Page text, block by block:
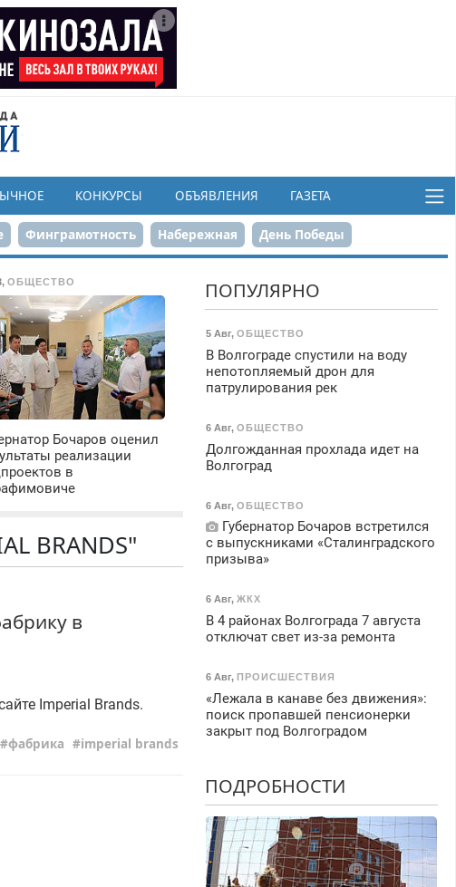
КОНКУРСЫ ОБЪЯВЛЕНИЯ ГАЗЕТА
Финграмотность Набережная День Победы
летчиков
, ОБЩЕСТВО
Бочаров оценил
реализации
в
BRANDS"
в
Imperial Brands.
фабрика imperial brands
ПОПУЛЯРНО
5 Авг, ОБЩЕСТВО
В Волгограде спустили на воду
непотопляемый дрон для
патрулирования рек
6 Авг, ОБЩЕСТВО
Долгожданная прохлада идет на
Волгоград
6 Авг, ОБЩЕСТВО
Губернатор Бочаров встретился
с выпускниками «Сталинградского
призыва»
6 Авг, ЖКХ
В 4 районах Волгограда 7 августа
отключат свет из-за ремонта
6 Авг, ПРОИСШЕСТВИЯ
«Лежала в канаве без движения»:
поиск пропавшей пенсионерки
закрыт под Волгоградом
ПОДРОБНОСТИ